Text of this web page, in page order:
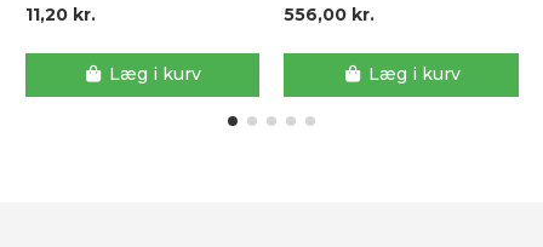
11,20 kr.
Læg i kurv
556,00 kr.
Læg i kurv